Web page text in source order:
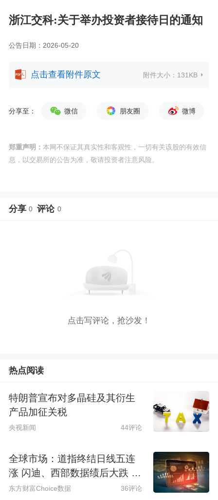
浙江交科:关于举办投资者接待日的通知
公告日期：2026-05-20
点击查看附件原文 附件大小： 131KB
分享至： 微信 朋友圈 微博
郑重声明： 本网不保证其真实性和客观性，一切有关该股的有效信
息，以交易所的公告为准，敬请投资者注意风险。
分享 0 评论 0
点击写评论，抢沙发！
热点阅读
特朗普宣布对多晶硅及其衍生
产品加征关税
央视新闻 44评论
全球市场：道指终结日线五连
涨 闪迪、西部数据绩后大跌 S
paceX涨超6%
东方财富Choice数据 36评论